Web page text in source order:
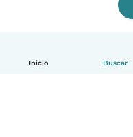
Inicio Buscar